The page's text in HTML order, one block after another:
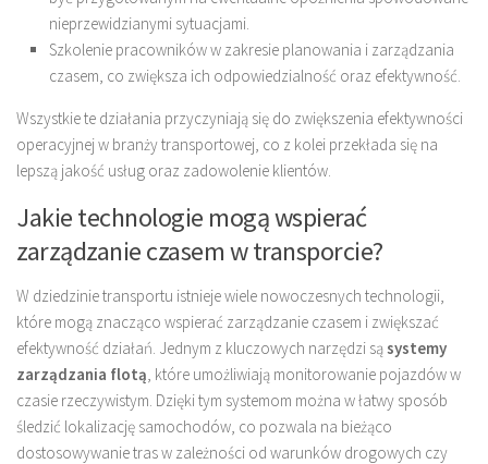
nieprzewidzianymi sytuacjami.
Szkolenie pracowników w zakresie planowania i zarządzania
czasem, co zwiększa ich odpowiedzialność oraz efektywność.
Wszystkie te działania przyczyniają się do zwiększenia efektywności
operacyjnej w branży transportowej, co z kolei przekłada się na
lepszą jakość usług oraz zadowolenie klientów.
Jakie technologie mogą wspierać
zarządzanie czasem w transporcie?
W dziedzinie transportu istnieje wiele nowoczesnych technologii,
które mogą znacząco wspierać zarządzanie czasem i zwiększać
efektywność działań. Jednym z kluczowych narzędzi sąsystemy
zarządzania flotą, które umożliwiają monitorowanie pojazdów w
czasie rzeczywistym. Dzięki tym systemom można w łatwy sposób
śledzić lokalizację samochodów, co pozwala na bieżąco
dostosowywanie tras w zależności od warunków drogowych czy